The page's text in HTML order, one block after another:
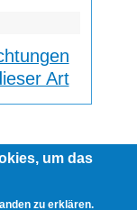
Art
Anmelden
um das
zu erklären.